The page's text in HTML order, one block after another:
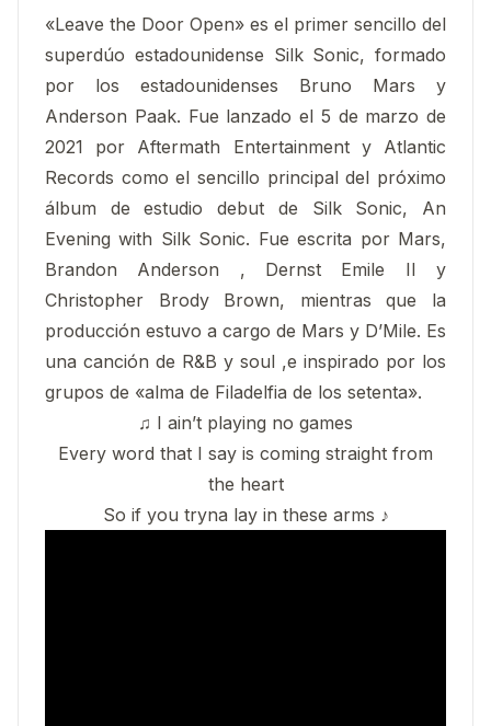
«Leave the Door Open» es el primer sencillo del
superdúo estadounidense Silk Sonic, formado
por los estadounidenses Bruno Mars y
Anderson Paak. Fue lanzado el 5 de marzo de
2021 por Aftermath Entertainment y Atlantic
Records como el sencillo principal del próximo
álbum de estudio debut de Silk Sonic, An
Evening with Silk Sonic. Fue escrita por Mars,
Brandon Anderson , Dernst Emile II y
Christopher Brody Brown, mientras que la
producción estuvo a cargo de Mars y D’Mile. Es
una canción de R&B y soul ,e inspirado por los
grupos de «alma de Filadelfia de los setenta».
♫ I ain’t playing no games
Every word that I say is coming straight from
the heart
So if you tryna lay in these arms ♪